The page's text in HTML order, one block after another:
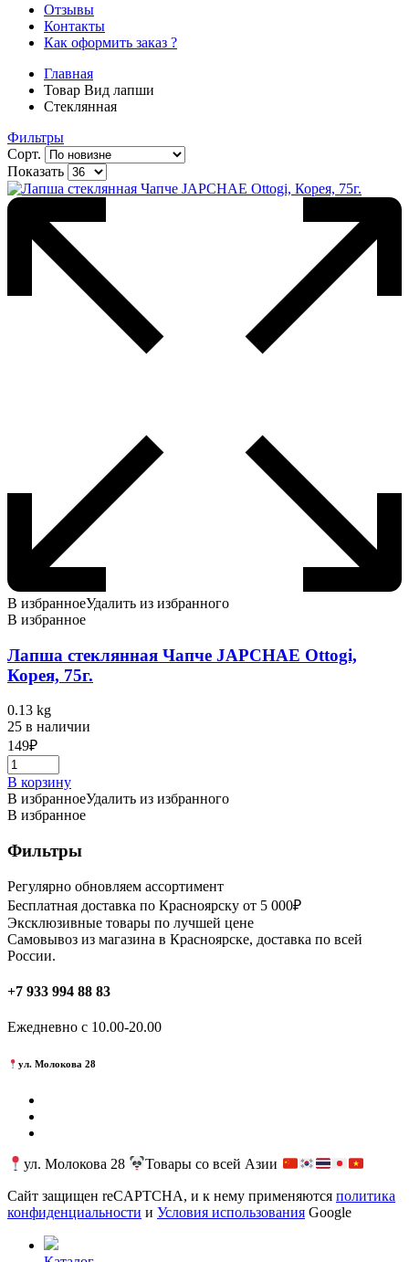
Отзывы
Контакты
Как оформить заказ ?
Главная
Товар Вид лапши
Стеклянная
Фильтры
Сорт.
Показать
В избранноеУдалить из избранного
В избранное
Лапша стеклянная Чапче JAPCHAE Ottogi,
Корея, 75г.
0.13 kg
25 в наличии
149₽
В корзину
В избранноеУдалить из избранного
В избранное
Фильтры
Регулярно обновляем ассортимент
Бесплатная доставка по Красноярску от 5 000₽
Эксклюзивные товары по лучшей цене
Самовывоз из магазина в Красноярске, доставка по всей
России.
+7 933 994 88 83
Ежедневно с 10.00-20.00
ул. Молокова 28
ул. Молокова 28
Товары со всей Азии
Сайт защищен reCAPTCHA, и к нему применяются политика
конфиденциальности и Условия использования Google